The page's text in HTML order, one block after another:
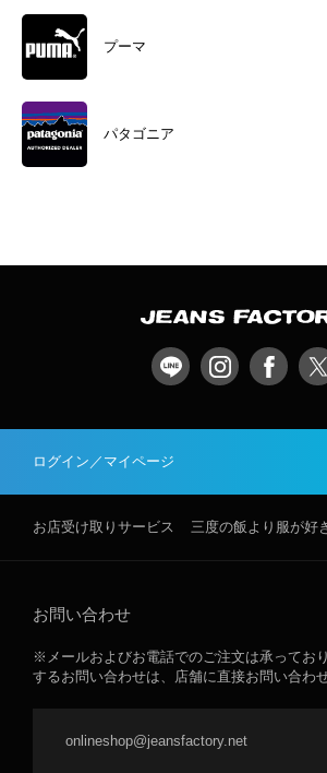
プーマ
パタゴニア
ログイン／マイページ
お店受け取りサービス 三度の飯より服が好
お問い合わせ
※メールおよびお電話でのご注文は承ってお
するお問い合わせは、店舗に直接お問い合わ
onlineshop@jeansfactory.net